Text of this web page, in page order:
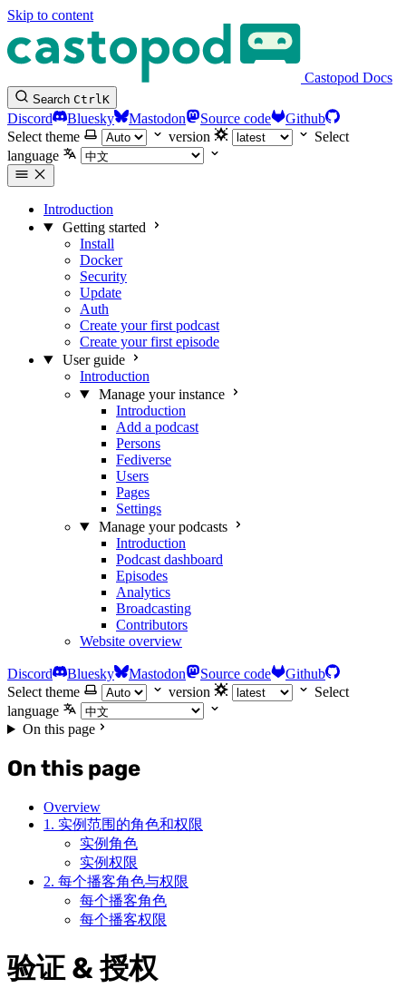
Skip to content
Castopod Docs
Search CtrlK
Discord Bluesky Mastodon Source code
Github
Select theme
version
Select
language
Introduction
Getting started
Install
Docker
Security
Update
Auth
Create your first podcast
Create your first episode
User guide
Introduction
Manage your instance
Introduction
Add a podcast
Persons
Fediverse
Users
Pages
Settings
Manage your podcasts
Introduction
Podcast dashboard
Episodes
Analytics
Broadcasting
Contributors
Website overview
Discord Bluesky Mastodon Source code
Github
Select theme
version
Select
language
On this page
On this page
Overview
1. 实例范围的角色和权限
实例角色
实例权限
2. 每个播客角色与权限
每个播客角色
每个播客权限
验证 & 授权